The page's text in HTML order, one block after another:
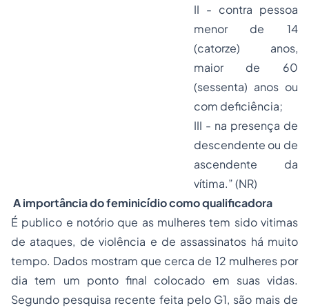
II - contra pessoa
menor de 14
(catorze) anos,
maior de 60
(sessenta) anos ou
com deficiência;
III - na presença de
descendente ou de
ascendente da
vítima.” (NR)
A importância do feminicídio como qualificadora
É publico e notório que as mulheres tem sido vitimas
de ataques, de violência e de assassinatos há muito
tempo. Dados mostram que cerca de 12 mulheres por
dia tem um ponto final colocado em suas vidas.
Segundo pesquisa recente feita pelo G1, são mais de